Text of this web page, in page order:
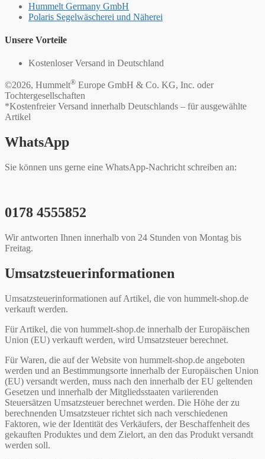
Hummelt Germany GmbH
Polaris Segelwäscherei und Näherei
Unsere Vorteile
Kostenloser Versand in Deutschland
©2026, Hummelt® Europe GmbH & Co. KG, Inc. oder
Tochtergesellschaften
*Kostenfreier Versand innerhalb Deutschlands – für ausgewählte
Artikel
WhatsApp
Sie können uns gerne eine WhatsApp-Nachricht schreiben an:
0178 4555852
Wir antworten Ihnen innerhalb von 24 Stunden von Montag bis
Freitag.
Umsatzsteuerinformationen
Umsatzsteuerinformationen auf Artikel, die von hummelt-shop.de
verkauft werden.
Für Artikel, die von hummelt-shop.de innerhalb der Europäischen
Union (EU) verkauft werden, wird Umsatzsteuer berechnet.
Für Waren, die auf der Website von hummelt-shop.de angeboten
werden und an Bestimmungsorte innerhalb der Europäischen Union
(EU) versandt werden, muss nach den innerhalb der EU geltenden
Gesetzen und innerhalb der Mitgliedsstaaten variierenden
Steuersätzen Umsatzsteuer berechnet werden. Die Höhe der zu
berechnenden Umsatzsteuer richtet sich nach verschiedenen
Faktoren, wie der Identität des Verkäufers, der Beschaffenheit des
gekauften Produktes und dem Zielort, an den das Produkt versandt
werden soll.